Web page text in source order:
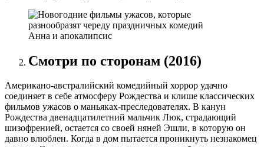
Анна и апокалипсис
Смотри по сторонам (2016)
Американо-австралийский комедийный хоррор удачно
соединяет в себе атмосферу Рождества и клише классических
фильмов ужасов о маньяках-преследователях. В канун
Рождества двенадцатилетний мальчик Люк, страдающий
шизофренией, остается со своей няней Эшли, в которую он
давно влюблен. Когда в дом пытается проникнуть незнакомец